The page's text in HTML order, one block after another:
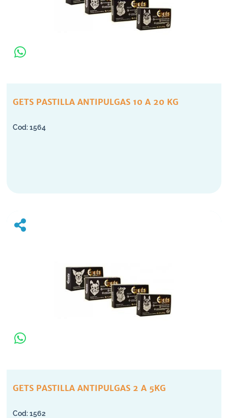
GETS PASTILLA ANTIPULGAS 10 A 20 KG
1564
GETS PASTILLA ANTIPULGAS 2 A 5KG
1562